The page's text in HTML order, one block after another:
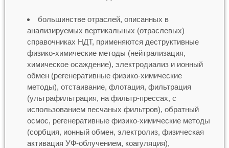
большинстве отраслей, описанных в
анализируемых вертикальных (отраслевых)
справочниках НДТ, применяются деструктивные
физико-химические методы (нейтрализация,
химическое осаждение), электродиализ и ионный
обмен (регенеративные физико-химические
методы), отстаивание, флотация, фильтрация
(ультрафильтрация, на фильтр-прессах, с
использованием песчаных фильтров), обратный
осмос, регенеративные физико-химические методы
(сорбция, ионный обмен, электролиз, физическая
активация УФ-облучением, коагуляция),